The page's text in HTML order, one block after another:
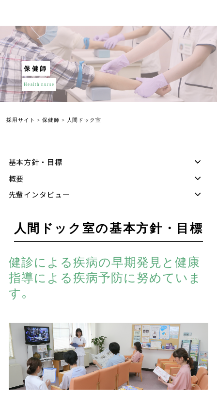
保健師
Health nurse
採用サイト >保健師 > 人間ドック室
基本方針・目標
概要
先輩インタビュー
人間ドック室の基本方針・目標
健診による疾病の早期発見と健康
指導による疾病予防に努めていま
す｡